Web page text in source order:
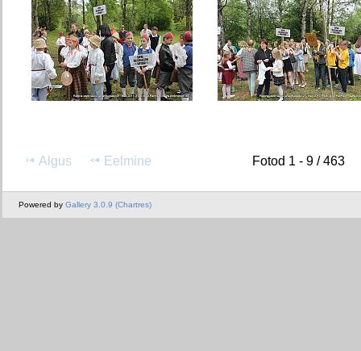
Algus Eelmine Fotod 1 - 9 / 463
Powered by Gallery 3.0.9 (Chartres)